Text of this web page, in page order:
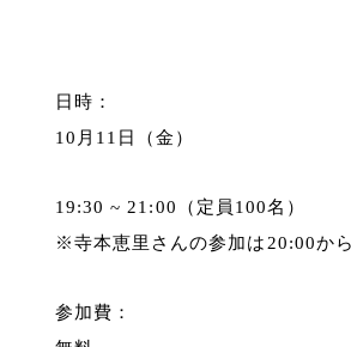
日時：
10月11日（金）
19:30 ~ 21:00（定員100名）
※寺本恵里さんの参加は20:00か
参加費：